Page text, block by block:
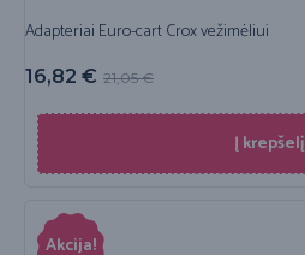
Adapteriai Euro-cart Crox vežimėliui
21,05€
16,82 €
Į krepšelį
Akcija!